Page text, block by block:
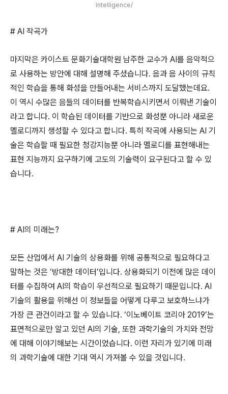
intelligence/
# AI 작곡가
마지막은 카이스트 문화기술대학원 남주한 교수가 AI를 음악적으
로 사용하는 방안에 대해 설명해 주셨습니다. 음과 음 사이의 규칙
적인 학습을 통해 화성을 만들어내는 서비스까지 도달했는데요.
이 역시 수많은 음들의 데이터를 반복학습시키면서 이뤄낸 기술이
라고 합니다. 이 학습된 데이터를 기반으로 화성뿐 아니라 새로운
멜로디까지 생성할 수 있다고 합니다. 특히 작곡에 사용되는 AI 기
술은 학습할 때 필요한 청강지능뿐 아니라 멜로디를 표현해내는
표현 지능까지 요구하기에 고도의 기술력이 요구된다고 할 수 있
습니다.
# AI의 미래는?
모든 산업에서 AI 기술의 상용화를 위해 공통적으로 필요하다고
말하는 것은 ‘방대한 데이터’입니다. 상용화되기 이전에 많은 데이
터를 수집하여 AI의 학습이 우선적으로 필요하기 때문입니다. AI
기술의 활용을 위해선 이 정보들을 어떻게 다루고 보호하느냐가
가장 큰 관건이라고 할 수 있습니다. ‘이노베이트 코리아 2019’는
표면적으로만 알고 있던 AI의 기술, 또한 과학기술의 가치와 전망
에 대해 이야기해보는 시간이었습니다. 이런 자리가 있기에 미래
의 과학기술에 대한 기대 역시 가져볼 수 있을 것입니다.